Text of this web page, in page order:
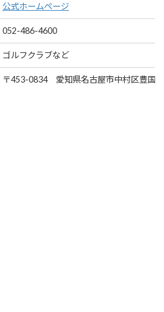
公式ホームページ
052-486-4600
ゴルフクラブなど
〒453-0834 愛知県名古屋市中村区豊国